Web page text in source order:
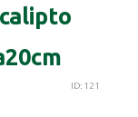
ID: 121